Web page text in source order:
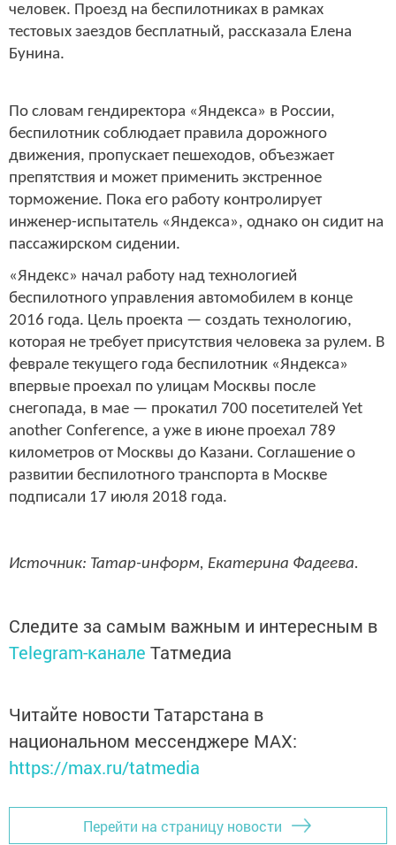
человек. Проезд на беспилотниках в рамках
тестовых заездов бесплатный, рассказала Елена
Бунина.
По словам гендиректора «Яндекса» в России,
беспилотник соблюдает правила дорожного
движения, пропускает пешеходов, объезжает
препятствия и может применить экстренное
торможение. Пока его работу контролирует
инженер-испытатель «Яндекса», однако он сидит на
пассажирском сидении.
«Яндекс» начал работу над технологией
беспилотного управления автомобилем в конце
2016 года. Цель проекта — создать технологию,
которая не требует присутствия человека за рулем. В
феврале текущего года беспилотник «Яндекса»
впервые проехал по улицам Москвы после
снегопада, в мае — прокатил 700 посетителей Yet
another Conference, а уже в июне проехал 789
километров от Москвы до Казани. Соглашение о
развитии беспилотного транспорта в Москве
подписали 17 июля 2018 года.
Источник: Татар-информ, Екатерина Фадеева.
Следите за самым важным и интересным в
Telegram-канале Татмедиа
Читайте новости Татарстана в
национальном мессенджере MАХ:
https://max.ru/tatmedia
Перейти на страницу новости